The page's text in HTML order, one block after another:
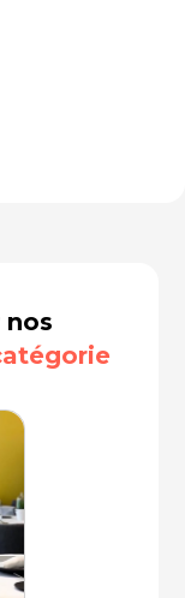
nos